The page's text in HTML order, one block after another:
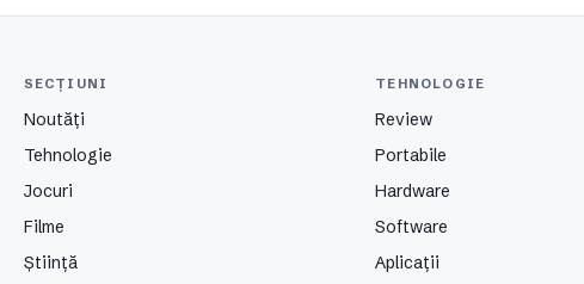
SECȚIUNI
Noutăți
Tehnologie
Jocuri
Filme
Știință
TEHNOLOGIE
Review
Portabile
Hardware
Software
Aplicații